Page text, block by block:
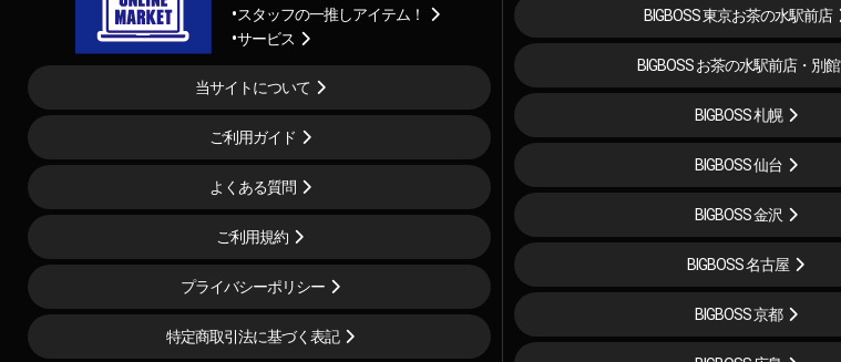
スタッフの一推しアイテム！
サービス
当サイトについて
ご利用ガイド
よくある質問
ご利用規約
プライバシーポリシー
特定商取引法に基づく表記
BIGBOSS 東京お茶の水駅前店
BIGBOSS お茶の水駅前店・別館
BIGBOSS 札幌
BIGBOSS 仙台
BIGBOSS 金沢
BIGBOSS 名古屋
BIGBOSS 京都